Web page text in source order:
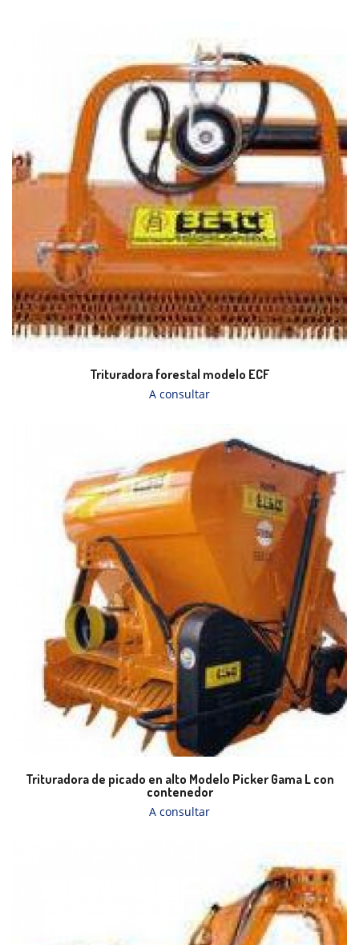
Trituradora forestal modelo ECF
A consultar
Trituradora de picado en alto Modelo Picker Gama L con
contenedor
A consultar